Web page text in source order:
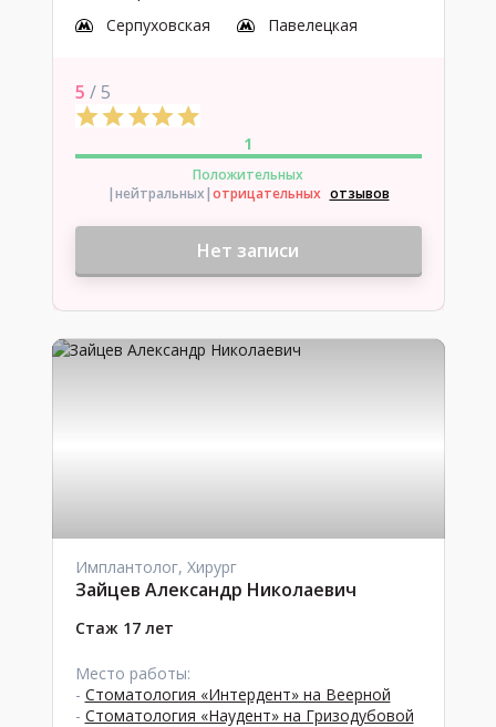
Серпуховская
Павелецкая
5 / 5
1
Положительных
|нейтральных|отрицательных отзывов
Нет записи
Имплантолог, Хирург
Зайцев Александр Николаевич
Стаж 17 лет
Место работы:
- Стоматология «Интердент» на Веерной
- Стоматология «Наудент» на Гризодубовой